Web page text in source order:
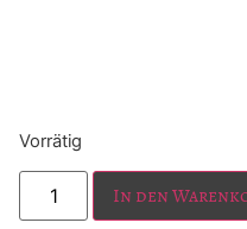
Vorrätig
In den